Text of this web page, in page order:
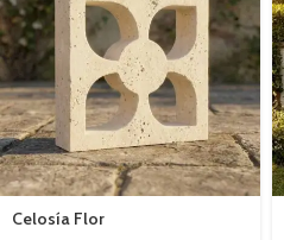
Celosía Flor